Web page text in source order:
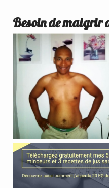
Besoin de maigrir